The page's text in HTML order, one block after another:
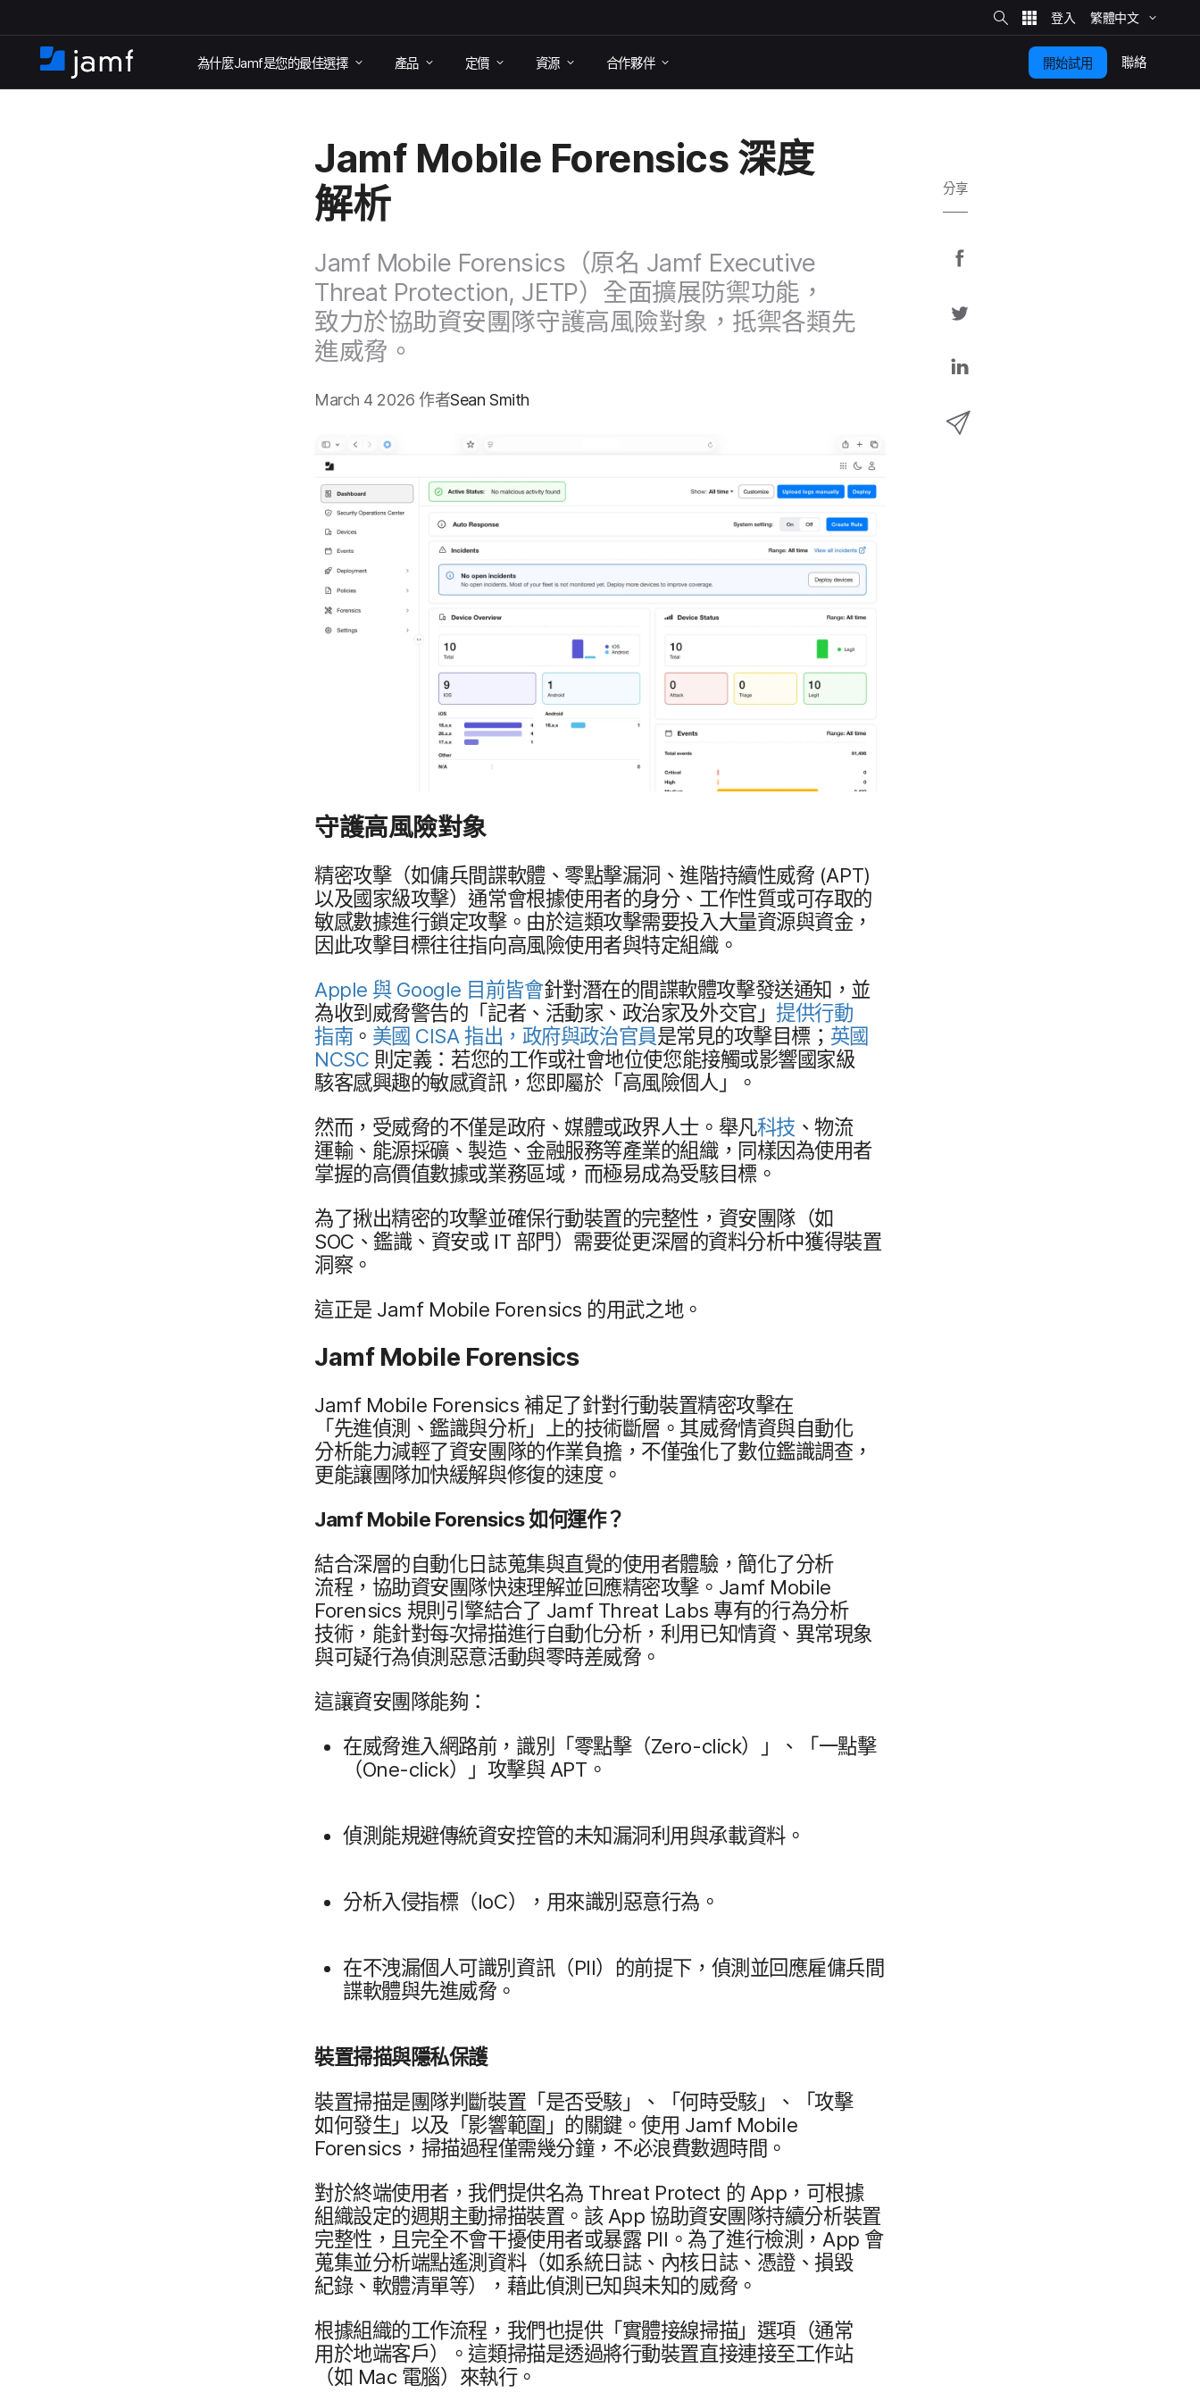
​
至
網
站
​搜
繁體​中文
住
家
為​什麼Jamf是​您​的​最佳​選擇 產品 定​價 資源 合作​夥伴 開始​試用 聯絡
Jamf Mobile Forensics 深度​
解析
Jamf Mobile Forensics （​原​名 Jamf Executive
Threat Protection, JETP）​全面​擴展​防禦​功能，​
致力於​協助​資安團隊​守護​高風險​對象，​抵禦​各​類​先​
進威脅。
March 4 2026 作​者Sean Smith
守護​高風險​對象
精密​攻擊​（如傭​兵間​諜​軟體、​零點擊漏洞、​進階​持續性​威脅 (APT)
以及​國家​級​攻擊​）​通常會​根據​使用者​的​身分、​工作​性質​或​可​存取​的​
敏感數據​進行​鎖定​攻擊。​由於​這​類​攻擊​需要​投入​大量​資源​與​資金，​
因此​攻擊​目標往往​指向​高風險​使用者​與​特定​組織。
Apple 與Google 目前​皆會針對​潛在​的​間​諜​軟體​攻擊​發送​通知，​並​
為​收到​威脅​警告​的​「記者、​活動家、​政治​家​及​外交官」提供​行動​
指南 。 美國 CISA指出，​政府​與​政治​官員是​常見​的​攻擊​目標； 英國
NCSC 則​定義：​若您​的​工作​或​社會​地​位​使​您​能​接觸​或​影響​國家​級​
駭客​感興趣​的​敏感​資訊，​您即​屬於​「高風險​個​人」。
然而，​受威脅​的​不僅​是​政府、​媒體​或​政界​人士。​舉凡科技 、​物流​
運輸、​能源​採礦、​製造、​金融​服務​等​產業​的​組織，​同樣​因為​使用​者​
掌握​的​高價值​數據​或​業務​區域，​而​極易​成為​受駭​目標。
為了​揪出​精密​的​攻擊​並​確保​行動​裝置​的​完整性，​資安團隊​（如
SOC 、​鑑識、​資安​或IT 部​門）​需要​從​更​深層​的​資料​分析​中​獲得​裝置​
洞察。
這​正​是 Jamf Mobile Forensics 的​用武​之​地。
Jamf Mobile Forensics
Jamf Mobile Forensics補足​了​針對​行動​裝置​精密​攻擊​在​
「先進偵測、​鑑識​與​分析」​上​的​技術​斷層。​其威​脅​情資​與​自動化​
分析​能力​減輕​了​資安團隊​的​作業​負擔，​不僅​強化​了​數​位​鑑識​調查，​
更​能​讓​團隊​加快​緩解​與​修復​的​速度。
Jamf Mobile Forensics如何​運作？
結合​深層​的​自動化日​誌​蒐集​與​直覺​的​使用​者​體驗，​簡化​了​分析​
流程，​協助​資安團隊​快速理解​並​回應​精密​攻擊。 Jamf Mobile
Forensics 規​則​引擎​結合​了 Jamf Threat Labs 專有​的​行為​分析​
技術，​能​針對​每​次​掃描​進行​自動化​分析，​利用​已​知情資、​異常​現象​
與​可疑行​為​偵測​惡意​活動​與​零時​差​威脅。
這​讓​資安團隊​能夠：
在​威脅​進入​網路前，​識別​「零點擊（Zero-click）」、​「一​點擊
（One-click）」​攻擊​與APT 。
偵測​能​規避​傳​統​資安​控管​的​未知漏洞​利用​與​承載​資料。
分析入​侵​指標（IoC），​用來識別​惡意行為。
在​不洩​漏​個人​可識別​資訊​（PII）​的​前​提下，​偵測​並​回應​雇傭​兵間​
諜​軟體​與​先進​威脅。
裝置​掃描​與​隱私​保護
裝置​掃描​是​團隊​判斷​裝置​「是否​受駭」、​「何時​受駭」、​「攻擊​
如何​發生」​以及​「影響​範圍」​的​關鍵。​使用 Jamf Mobile
Forensics ，​掃描​過程僅​需​幾​分鐘，​不必​浪​費數​週​時間。
對於​終端​使用​者，​我們​提供​名為 Threat Protect 的 App ，​可​根據​
組織​設定​的​週期​主動​掃描​裝置。​該App協助​資安團​隊​持續​分析​裝置​
完整性，​且​完全​不會​干擾​使用​者​或​暴露PII 。​為了​進行​檢測， App 會​
蒐集​並​分析​端點遙測​資料（如​系統​日誌、​內核日​誌、​憑證、​損毀​
紀錄、​軟體​清單​等​），​藉此​偵測​已​知​與​未知​的​威脅。
根據​組織​的​工作​流程，​我們​也​提供​「實體​接線​掃描」​選​項​（通​常​
用於​地端​客​戶）。​這​類​掃描​是​透過​將​行動​裝置​直接​連​接​至​工作​站​
（如 Mac 電腦​）來​執行。
分享